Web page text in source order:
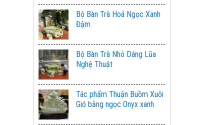
Bộ Bàn Trà Hoá Ngọc Xanh
Đậm
Bộ Bàn Trà Nhỏ Dáng Lũa
Nghệ Thuật
Tác phẩm Thuận Buồm Xuôi
Gió bằng ngọc Onyx xanh